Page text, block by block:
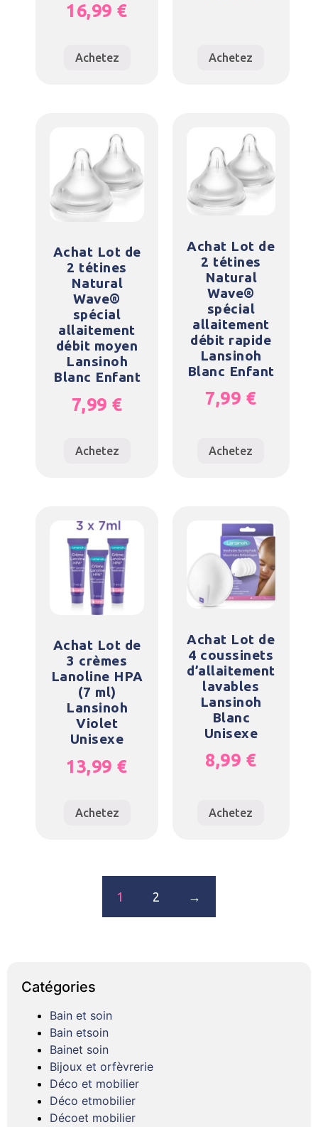
16,99 €
Achetez Achetez
Achat Lot de
2 tétines
Natural
Wave®
spécial
allaitement
débit moyen
Lansinoh
Blanc Enfant
7,99 €
Achetez
Achat Lot de
2 tétines
Natural
Wave®
spécial
allaitement
débit rapide
Lansinoh
Blanc Enfant
7,99 €
Achetez
Achat Lot de
3 crèmes
Lanoline HPA
(7 ml)
Lansinoh
Violet
Unisexe
13,99 €
Achetez
Achat Lot de
4 coussinets
d’allaitement
lavables
Lansinoh
Blanc
Unisexe
8,99 €
Achetez
1 2 →
Catégories
Bain et soin
Bain etsoin
Bainet soin
Bijoux et orfèvrerie
Déco et mobilier
Déco etmobilier
Décoet mobilier